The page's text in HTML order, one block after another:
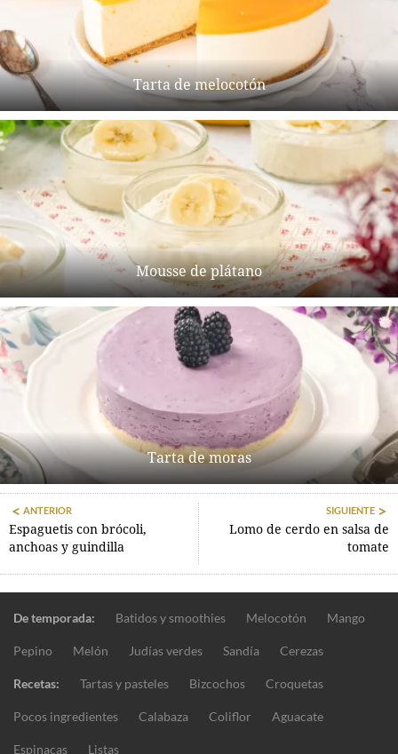
Tarta de melocotón
Mousse de plátano
Tarta de moras
ANTERIOR
Espaguetis con brócoli,
anchoas y guindilla
SIGUIENTE
Lomo de cerdo en salsa de
tomate
De temporada: Batidos y smoothies Melocotón Mango
Pepino Melón Judías verdes Sandía Cerezas
Recetas: Tartas y pasteles Bizcochos Croquetas
Pocos ingredientes Calabaza Coliflor Aguacate
Espinacas Listas